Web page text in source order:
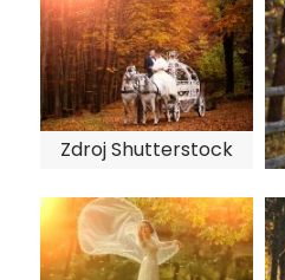
Zdroj Shutterstock